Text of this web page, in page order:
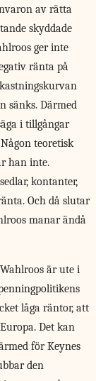
av rätta
skyddade
ger inte
ränta på
sänks. Därmed
i tillgångar
teoretisk
han inte.
kontanter,
Och då slutar
manar ändå
är ute i
låga räntor, att
Det kan
för Keynes
den